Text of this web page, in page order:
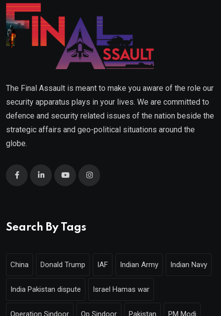
The Final Assault is meant to make you aware of the role our
security apparatus plays in your lives. We are committed to
defence and security related issues of the nation beside the
strategic affairs and geo-political situations around the
globe.
Search By Tags
China Donald Trump IAF Indian Army Indian Navy
India Pakistan dispute Israel Hamas war
Operation Sindoor Op Sindoor Pakistan PM Modi